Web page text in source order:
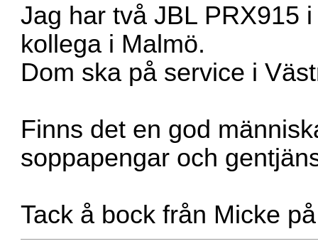
Jag har två JBL PRX915
kollega i Malmö.
Dom ska på service i
Finns det en god
soppapengar och
Tack å bock från Micke